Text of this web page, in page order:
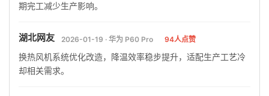
期完工减少生产影响。
湖北网友 2026-01-19 · 华为 P60 Pro 94人点赞
换热风机系统优化改造，降温效率稳步提升，适配生产工艺冷
却相关需求。